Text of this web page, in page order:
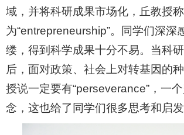
域，并将科研成果市场化，丘教授
为“entrepreneurship”。同学们深深
缕，得到科学成果十分不易。当科
后，面对政策、社会上对转基因的
授说一定要有“perseverance”，一
念，这也给了同学们很多思考和启发